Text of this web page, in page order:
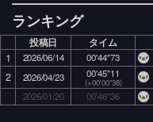
ランキング
投稿日 タイム
1 2026/06/14 00'44"73
2
2026/04/23 00'45"11
(+00'00"38)
2026/01/20 00'46"36